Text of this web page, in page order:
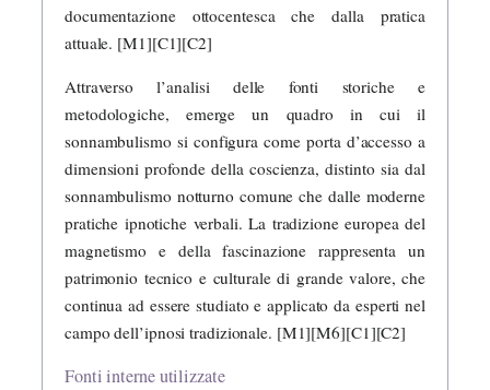
documentazione ottocentesca che dalla pratica
attuale. [M1][C1][C2]
Attraverso l’analisi delle fonti storiche e
metodologiche, emerge un quadro in cui il
sonnambulismo si configura come porta d’accesso a
dimensioni profonde della coscienza, distinto sia dal
sonnambulismo notturno comune che dalle moderne
pratiche ipnotiche verbali. La tradizione europea del
magnetismo e della fascinazione rappresenta un
patrimonio tecnico e culturale di grande valore, che
continua ad essere studiato e applicato da esperti nel
campo dell’ipnosi tradizionale. [M1][M6][C1][C2]
Fonti interne utilizzate